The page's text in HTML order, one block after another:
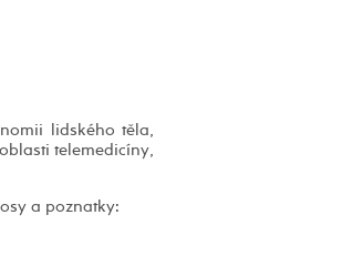
lidského těla,
telemedicíny,
a poznatky: